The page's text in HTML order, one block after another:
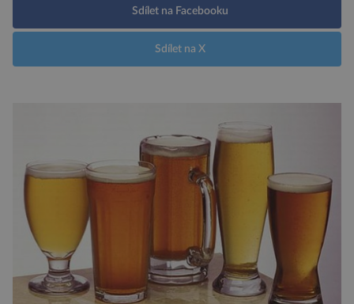
Sdílet na Facebooku
Sdílet na X